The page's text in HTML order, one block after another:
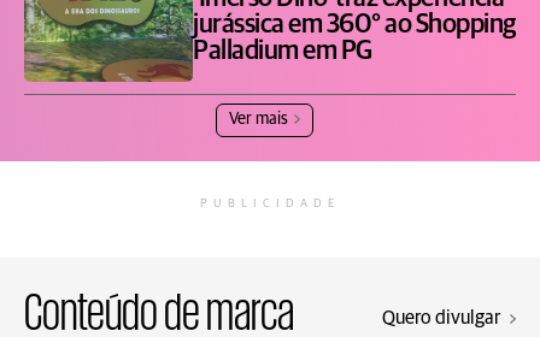
jurássica em 360° ao Shopping
Palladium em PG
Ver mais
PUBLICIDADE
Conteúdo de marca Quero divulgar